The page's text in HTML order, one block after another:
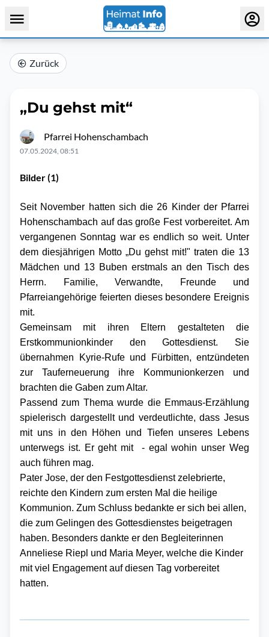
Zurück
„Du gehst mit“
Pfarrei Hohenschambach
07.05.2024, 08:51
Bilder (1)
Seit November hatten sich die 26 Kinder der Pfarrei
Hohenschambach auf das große Fest vorbereitet. Am
vergangenen Sonntag war es endlich so weit. Unter
dem diesjährigen Motto „Du gehst mit!" traten die 13
Mädchen und 13 Buben erstmals an den Tisch des
Herrn. Familie, Verwandte, Freunde und
Pfarreiangehörige feierten dieses besondere Ereignis
mit.
Gemeinsam mit ihren Eltern gestalteten die
Erstkommunionkinder den Gottesdienst. Sie
übernahmen Kyrie-Rufe und Fürbitten, entzündeten
zur Tauferneuerung ihre Kommunionkerzen und
brachten die Gaben zum Altar.
Passend zum Thema wurde die Emmaus-Erzählung
spielerisch dargestellt und verdeutlichte, dass Jesus
mit uns in den Höhen und Tiefen unseres Lebens
unterwegs ist. Er geht mit
- egal wohin unser Weg
auch führen mag.
Pater Jose, der den Festgottesdienst zelebrierte,
reichte den Kindern zum ersten Mal die heilige
Kommunion. Zum Schluss bedankte er sich bei allen,
die zum Gelingen des Gottesdienstes beigetragen
haben. Besonders dankte er den Begleiterinnen
Anneliese Riepl und Maria Meyer, welche die Kinder
mit viel Engagement auf diesen Tag vorbereitet
hatten.